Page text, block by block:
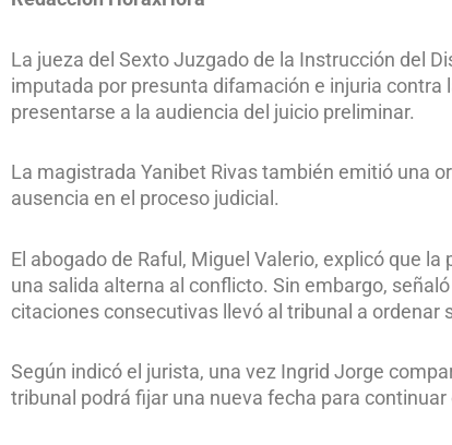
La jueza del Sexto Juzgado de la Instrucción del
imputada por presunta difamación e injuria contra
presentarse a la audiencia del juicio preliminar.
La magistrada Yanibet Rivas también emitió una
ausencia en el proceso judicial.
El abogado de Raful, Miguel Valerio, explicó que
una salida alterna al conflicto. Sin embargo,
citaciones consecutivas llevó al tribunal a ordenar
Según indicó el jurista, una vez Ingrid Jorge
tribunal podrá fijar una nueva fecha para